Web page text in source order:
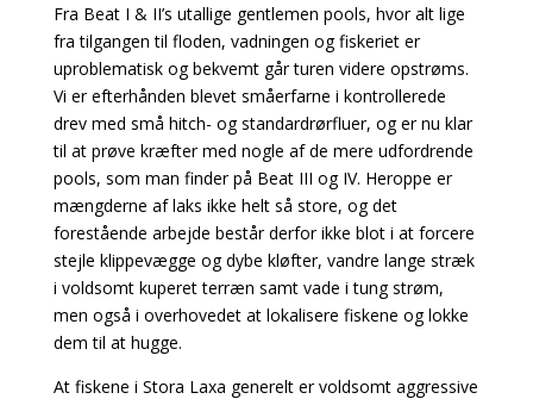
Fra Beat I & II’s utallige gentlemen pools, hvor alt lige
fra tilgangen til floden, vadningen og fiskeriet er
uproblematisk og bekvemt går turen videre opstrøms.
Vi er efterhånden blevet småerfarne i kontrollerede
drev med små hitch- og standardrørfluer, og er nu klar
til at prøve kræfter med nogle af de mere udfordrende
pools, som man finder på Beat III og IV. Heroppe er
mængderne af laks ikke helt så store, og det
forestående arbejde består derfor ikke blot i at forcere
stejle klippevægge og dybe kløfter, vandre lange stræk
i voldsomt kuperet terræn samt vade i tung strøm,
men også i overhovedet at lokalisere fiskene og lokke
dem til at hugge.
At fiskene i Stora Laxa generelt er voldsomt aggressive